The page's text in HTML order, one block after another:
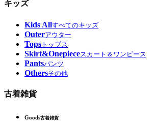
キッズ
Kids Allすべてのキッズ
Outerアウター
Tops トップス
Skirt&Onepieceスカート＆ワンピース
Pantsパンツ
Othersその他
古着雑貨
Goods古着雑貨